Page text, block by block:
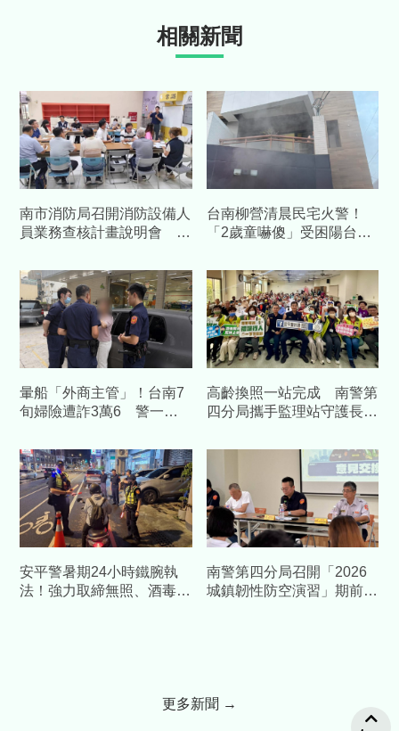
相關新聞
南市消防局召開消防設備人
員業務查核計畫說明會 強
品質
台南柳營清晨民宅火警！
「2歲童嚇傻」受困陽台
暈船「外商主管」！台南7
旬婦險遭詐3萬6 警一通
高齡換照一站完成 南警第
四分局攜手監理站守護長者
安平警暑期24小時鐵腕執
法！強力取締無照、酒毒駕
南警第四分局召開「2026
城鎮韌性防空演習」期前協
更多新聞 →